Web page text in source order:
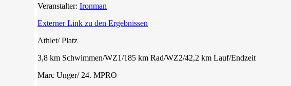
Veranstalter: Ironman
Externer Link zu den Ergebnissen
Athlet/ Platz
3,8 km Schwimmen/WZ1/185 km Rad/WZ2/42,2 km Lauf/Endzeit
Marc Unger/ 24. MPRO